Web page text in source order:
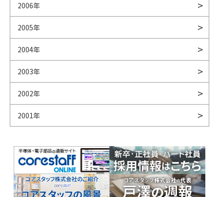
2006年
2005年
2004年
2003年
2002年
2001年